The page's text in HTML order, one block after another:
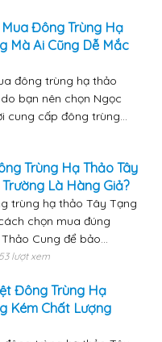
Mua Đông Trùng Hạ
Mà Ai Cũng Dễ Mắc
đông trùng hạ thảo
bạn nên chọn Ngọc
cung cấp đông trùng...
Trùng Hạ Thảo Tây
Là Hàng Giả?
trùng hạ thảo Tây Tạng
chọn mua đúng
Cung để bảo...
lượt xem
Đông Trùng Hạ
Kém Chất Lượng